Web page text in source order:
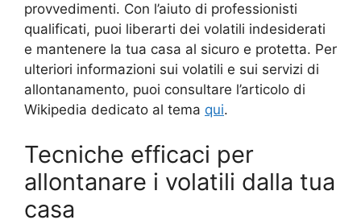
provvedimenti. Con l’aiuto di professionisti
qualificati, puoi liberarti dei volatili indesiderati
e mantenere la tua casa al sicuro e protetta. Per
ulteriori informazioni sui volatili e sui servizi di
allontanamento, puoi consultare l’articolo di
Wikipedia dedicato al tema qui.
Tecniche efficaci per
allontanare i volatili dalla tua
casa